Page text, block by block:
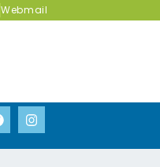
Webmail